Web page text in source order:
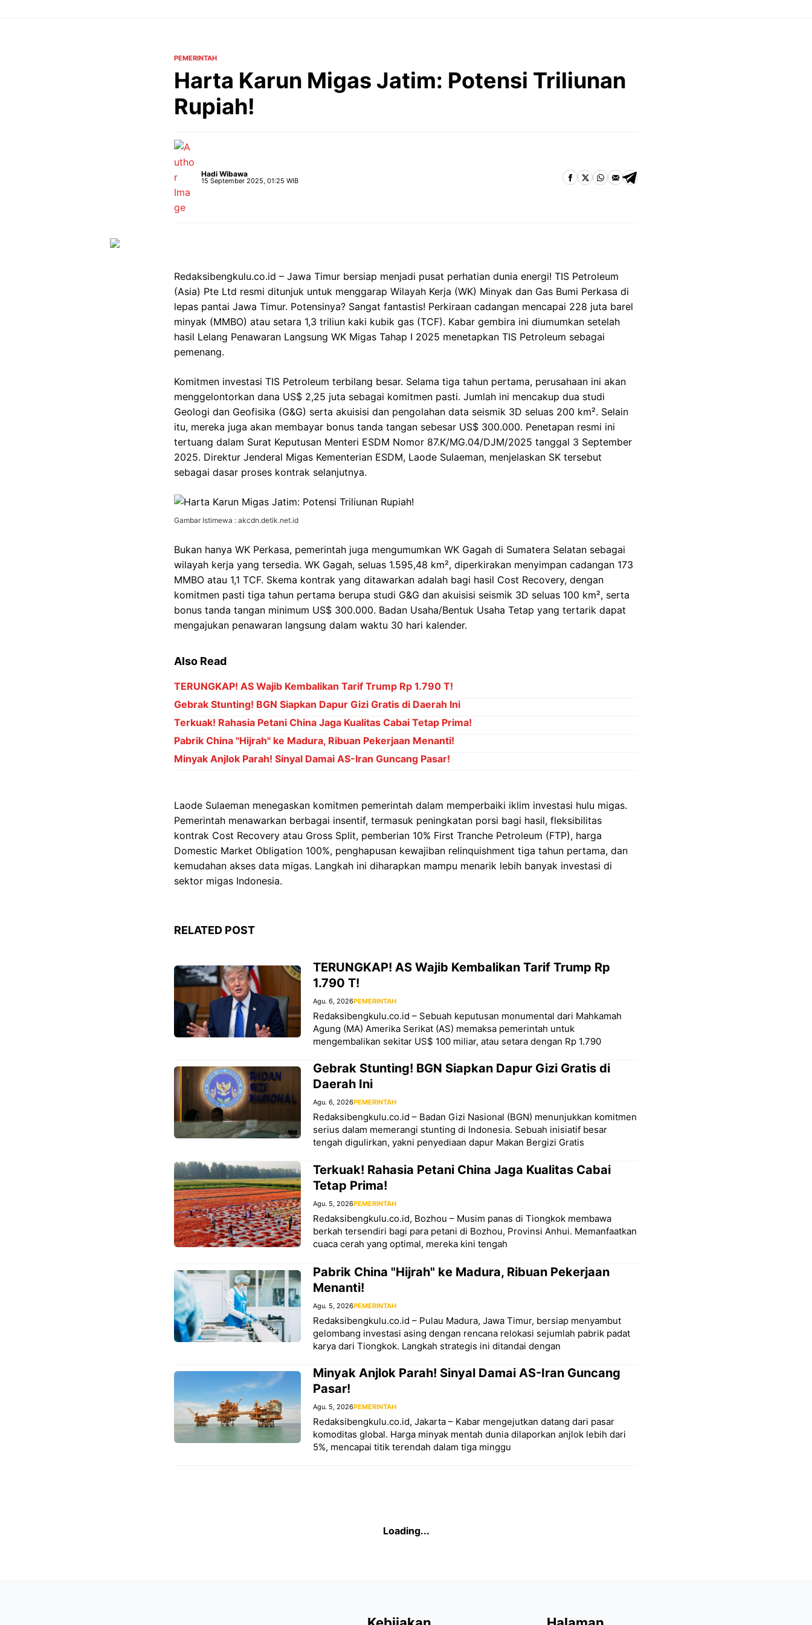
PEMERINTAH
Harta Karun Migas Jatim: Potensi Triliunan
Rupiah!
Hadi Wibawa
15 September 2025, 01:25 WIB
Redaksibengkulu.co.id – Jawa Timur bersiap menjadi pusat perhatian dunia energi! TIS Petroleum
(Asia) Pte Ltd resmi ditunjuk untuk menggarap Wilayah Kerja (WK) Minyak dan Gas Bumi Perkasa di
lepas pantai Jawa Timur. Potensinya? Sangat fantastis! Perkiraan cadangan mencapai 228 juta barel
minyak (MMBO) atau setara 1,3 triliun kaki kubik gas (TCF). Kabar gembira ini diumumkan setelah
hasil Lelang Penawaran Langsung WK Migas Tahap I 2025 menetapkan TIS Petroleum sebagai
pemenang.
Komitmen investasi TIS Petroleum terbilang besar. Selama tiga tahun pertama, perusahaan ini akan
menggelontorkan dana US$ 2,25 juta sebagai komitmen pasti. Jumlah ini mencakup dua studi
Geologi dan Geofisika (G&G) serta akuisisi dan pengolahan data seismik 3D seluas 200 km². Selain
itu, mereka juga akan membayar bonus tanda tangan sebesar US$ 300.000. Penetapan resmi ini
tertuang dalam Surat Keputusan Menteri ESDM Nomor 87.K/MG.04/DJM/2025 tanggal 3 September
2025. Direktur Jenderal Migas Kementerian ESDM, Laode Sulaeman, menjelaskan SK tersebut
sebagai dasar proses kontrak selanjutnya.
Gambar Istimewa : akcdn.detik.net.id
Bukan hanya WK Perkasa, pemerintah juga mengumumkan WK Gagah di Sumatera Selatan sebagai
wilayah kerja yang tersedia. WK Gagah, seluas 1.595,48 km², diperkirakan menyimpan cadangan 173
MMBO atau 1,1 TCF. Skema kontrak yang ditawarkan adalah bagi hasil Cost Recovery, dengan
komitmen pasti tiga tahun pertama berupa studi G&G dan akuisisi seismik 3D seluas 100 km², serta
bonus tanda tangan minimum US$ 300.000. Badan Usaha/Bentuk Usaha Tetap yang tertarik dapat
mengajukan penawaran langsung dalam waktu 30 hari kalender.
Also Read
TERUNGKAP! AS Wajib Kembalikan Tarif Trump Rp 1.790 T!
Gebrak Stunting! BGN Siapkan Dapur Gizi Gratis di Daerah Ini
Terkuak! Rahasia Petani China Jaga Kualitas Cabai Tetap Prima!
Pabrik China "Hijrah" ke Madura, Ribuan Pekerjaan Menanti!
Minyak Anjlok Parah! Sinyal Damai AS-Iran Guncang Pasar!
Laode Sulaeman menegaskan komitmen pemerintah dalam memperbaiki iklim investasi hulu migas.
Pemerintah menawarkan berbagai insentif, termasuk peningkatan porsi bagi hasil, fleksibilitas
kontrak Cost Recovery atau Gross Split, pemberian 10% First Tranche Petroleum (FTP), harga
Domestic Market Obligation 100%, penghapusan kewajiban relinquishment tiga tahun pertama, dan
kemudahan akses data migas. Langkah ini diharapkan mampu menarik lebih banyak investasi di
sektor migas Indonesia.
RELATED POST
TERUNGKAP! AS Wajib Kembalikan Tarif Trump Rp
1.790 T!
Agu. 6, 2026PEMERINTAH
Redaksibengkulu.co.id – Sebuah keputusan monumental dari Mahkamah
Agung (MA) Amerika Serikat (AS) memaksa pemerintah untuk
mengembalikan sekitar US$ 100 miliar, atau setara dengan Rp 1.790
Gebrak Stunting! BGN Siapkan Dapur Gizi Gratis di
Daerah Ini
Agu. 6, 2026PEMERINTAH
Redaksibengkulu.co.id – Badan Gizi Nasional (BGN) menunjukkan komitmen
serius dalam memerangi stunting di Indonesia. Sebuah inisiatif besar
tengah digulirkan, yakni penyediaan dapur Makan Bergizi Gratis
Terkuak! Rahasia Petani China Jaga Kualitas Cabai
Tetap Prima!
Agu. 5, 2026PEMERINTAH
Redaksibengkulu.co.id, Bozhou – Musim panas di Tiongkok membawa
berkah tersendiri bagi para petani di Bozhou, Provinsi Anhui. Memanfaatkan
cuaca cerah yang optimal, mereka kini tengah
Pabrik China "Hijrah" ke Madura, Ribuan Pekerjaan
Menanti!
Agu. 5, 2026PEMERINTAH
Redaksibengkulu.co.id – Pulau Madura, Jawa Timur, bersiap menyambut
gelombang investasi asing dengan rencana relokasi sejumlah pabrik padat
karya dari Tiongkok. Langkah strategis ini ditandai dengan
Minyak Anjlok Parah! Sinyal Damai AS-Iran Guncang
Pasar!
Agu. 5, 2026PEMERINTAH
Redaksibengkulu.co.id, Jakarta – Kabar mengejutkan datang dari pasar
komoditas global. Harga minyak mentah dunia dilaporkan anjlok lebih dari
5%, mencapai titik terendah dalam tiga minggu
Waspada! Jangan Sampai Jebak! Pahami
Redaksibengkulu.co.id – Demam aset kripto tengah melanda Indonesia. Banyak yang terjun tanpa